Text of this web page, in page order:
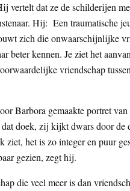
vertelt dat ze de schilderijen
Hij: Een traumatische
zich die onwaarschijnlijke
beter kennen. Je ziet het
vriendschap
Barbora gemaakte portret van
doek, zij kijkt dwars door
het is zo integer en puur
gezien, zegt hij.
die veel meer is dan